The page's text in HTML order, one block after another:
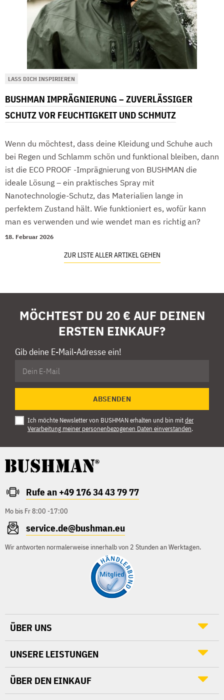
LASS DICH INSPIRIEREN
BUSHMAN IMPRÄGNIERUNG – ZUVERLÄSSIGER
SCHUTZ VOR FEUCHTIGKEIT UND SCHMUTZ
Wenn du möchtest, dass deine Kleidung und Schuhe auch
bei Regen und Schlamm schön und funktional bleiben, dann
ist die ECO PROOF -Imprägnierung von BUSHMAN die
ideale Lösung – ein praktisches Spray mit
Nanotechnologie-Schutz, das Materialien lange in
perfektem Zustand hält. Wie funktioniert es, wofür kann
man es verwenden und wie wendet man es richtig an?
18. Februar 2026
ZUR LISTE ALLER ARTIKEL GEHEN
MÖCHTEST DU 20 € AUF DEINEN
ERSTEN EINKAUF?
Gib deine E-Mail-Adresse ein!
ABSENDEN
Ich möchte Newsletter von BUSHMAN erhalten und bin mitder
Verarbeitung meiner personenbezogenen Daten einverstanden.
Rufe an +49 176 34 43 79 77
Mo bis Fr 8:00 -17:00
service.de@bushman.eu
Wir antworten normalerweise innerhalb von 2 Stunden an Werktagen.
ÜBER UNS
UNSERE LEISTUNGEN
ÜBER DEN EINKAUF